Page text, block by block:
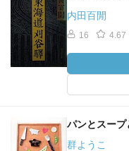
内田百閒
16 4.67
パンとスープ
群ようこ